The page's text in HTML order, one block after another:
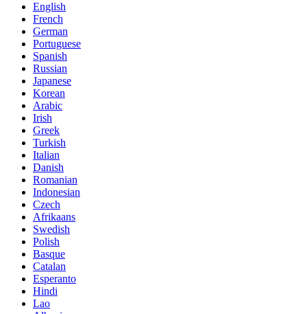
English
French
German
Portuguese
Spanish
Russian
Japanese
Korean
Arabic
Irish
Greek
Turkish
Italian
Danish
Romanian
Indonesian
Czech
Afrikaans
Swedish
Polish
Basque
Catalan
Esperanto
Hindi
Lao